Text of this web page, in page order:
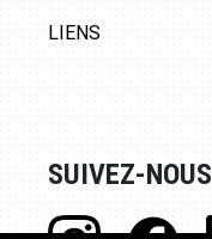
LIENS
SUIVEZ-NOUS